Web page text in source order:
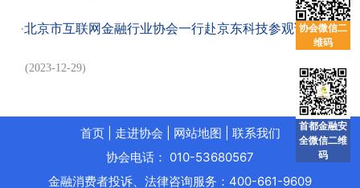
·北京市互联网金融行业协会一行赴京东科技参观调研
(2023-12-29)
协会微信二
维码
首都金融安
全微信二维
码
首页| 走进协会 网站地图
联系我们
协会电话： 010-53680567
金融消费者投诉、法律咨询服务：400-661-9609